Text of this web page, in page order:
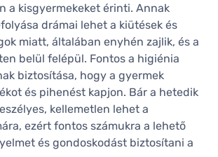
a kisgyermekeket érinti. Annak
drámai lehet a kiütések és
miatt, általában enyhén zajlik, és a
belül felépül. Fontos a higiénia
biztosítása, hogy a gyermek
és pihenést kapjon. Bár a hetedik
kellemetlen lehet a
ezért fontos számukra a lehető
és gondoskodást biztosítani a